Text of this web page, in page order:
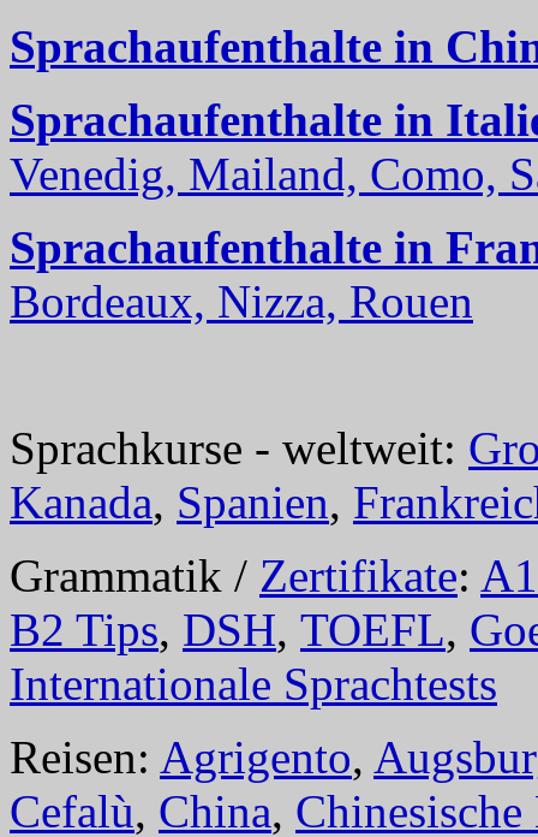
Sprachaufenthalte in
Sprachaufenthalte in
Venedig, Mailand, Como,
Sprachaufenthalte in
Bordeaux, Nizza, Rouen
Sprachkurse - weltweit:
Kanada, Spanien,
Grammatik / Zertifikate: A1
B2 Tips, DSH, TOEFL,
Internationale Sprachtests
Reisen: Agrigento,
Cefalù, China, Chinesische